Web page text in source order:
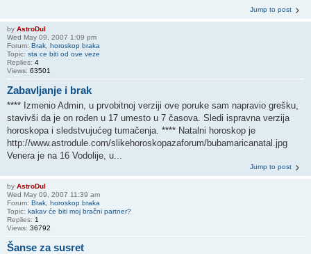
Jump to post
by AstroDul
Wed May 09, 2007 1:09 pm
Forum: Brak, horoskop braka
Topic: sta ce biti od ove veze
Replies: 4
Views: 63501
Zabavljanje i brak
**** Izmenio Admin, u prvobitnoj verziji ove poruke sam napravio grešku,
stavivši da je on rođen u 17 umesto u 7 časova. Sledi ispravna verzija
horoskopa i sledstvujućeg tumačenja. **** Natalni horoskop je
http://www.astrodule.com/slikehoroskopazaforum/bubamaricanatal.jpg
Venera je na 16 Vodolije, u...
Jump to post
by AstroDul
Wed May 09, 2007 11:39 am
Forum: Brak, horoskop braka
Topic: kakav će biti moj bračni partner?
Replies: 1
Views: 36792
Šanse za susret